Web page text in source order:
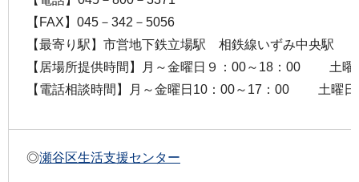
【FAX】045－342－5056
【最寄り駅】市営地下鉄立場駅 相鉄線いずみ中央駅
【居場所提供時間】月～金曜日９：00～18：00 土曜
【電話相談時間】月～金曜日10：00～17：00 土曜日
◎瀬谷区生活支援センター